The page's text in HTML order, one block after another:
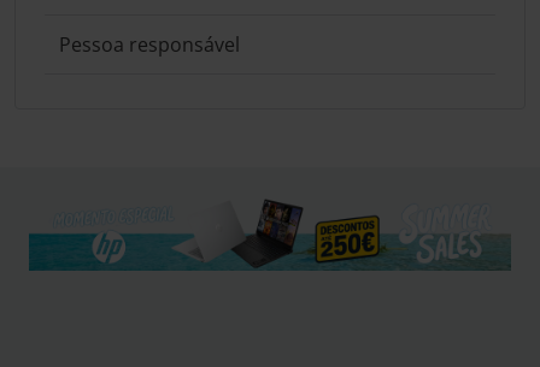
Pessoa responsável